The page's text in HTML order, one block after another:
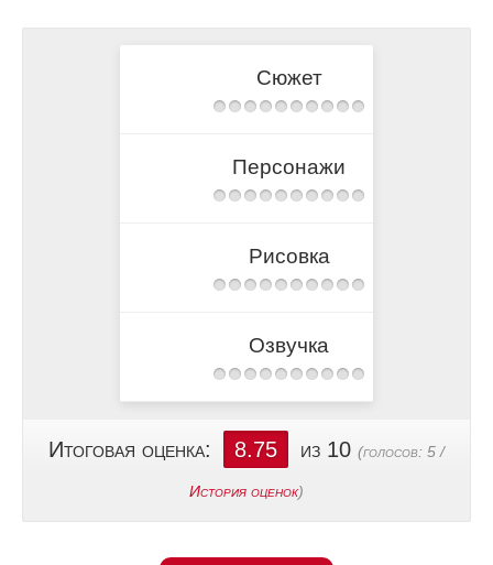
Сюжет
Персонажи
Рисовка
Озвучка
Итоговая оценка: 8.75 из 10 (голосов: 5 /
История оценок)